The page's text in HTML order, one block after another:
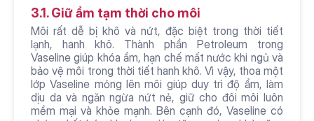
3.1. Giữ ẩm tạm thời cho môi
Môi rất dễ bị khô và nứt, đặc biệt trong thời tiết
lạnh, hanh khô. Thành phần Petroleum trong
Vaseline giúp khóa ẩm, hạn chế mất nước khi ngủ và
bảo vệ môi trong thời tiết hanh khô. Vì vậy, thoa một
lớp Vaseline mỏng lên môi giúp duy trì độ ẩm, làm
dịu da và ngăn ngừa nứt nẻ, giữ cho đôi môi luôn
mềm mại và khỏe mạnh. Bên cạnh đó, Vaseline có